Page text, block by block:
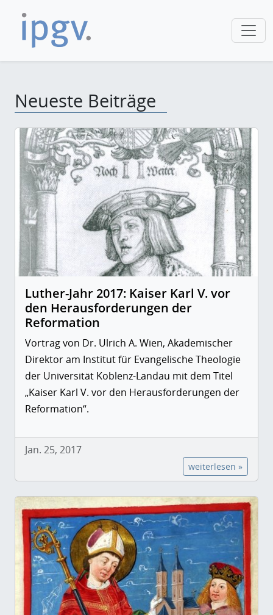
Neueste Beiträge
Luther-Jahr 2017: Kaiser Karl V. vor
den Herausforderungen der
Reformation
Vortrag von Dr. Ulrich A. Wien, Akademischer
Direktor am Institut für Evangelische Theologie
der Universität Koblenz-Landau mit dem Titel
„Kaiser Karl V. vor den Herausforderungen der
Reformation“.
Jan. 25, 2017
weiterlesen »